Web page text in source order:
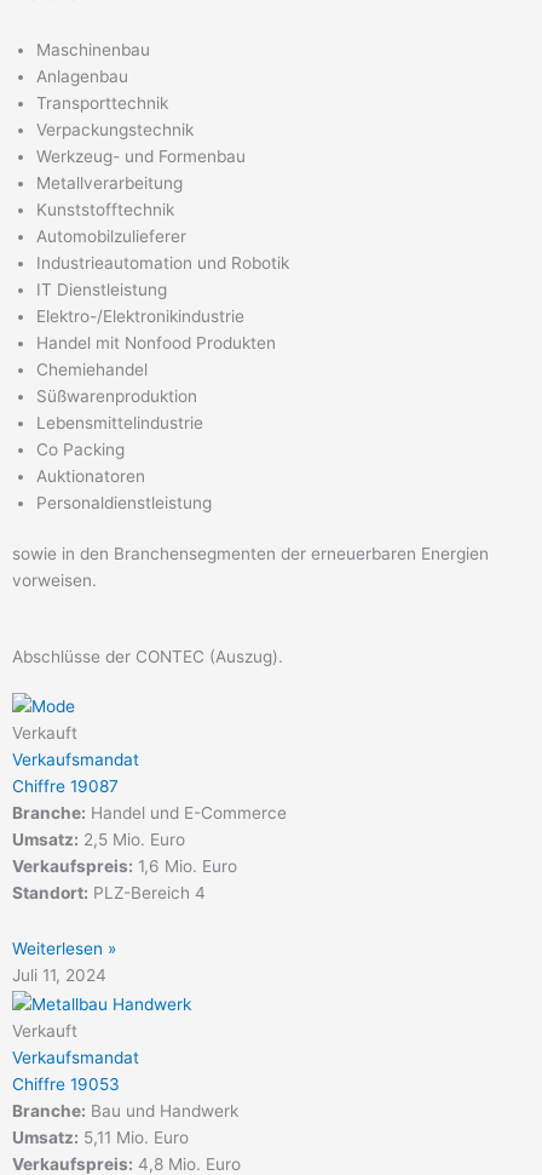
Maschinenbau
Anlagenbau
Transporttechnik
Verpackungstechnik
Werkzeug- und Formenbau
Metallverarbeitung
Kunststofftechnik
Automobilzulieferer
Industrieautomation und Robotik
IT Dienstleistung
Elektro-/Elektronikindustrie
Handel mit Nonfood Produkten
Chemiehandel
Süßwaren­produktion
Lebensmittelindustrie
Co Packing
Auktionatoren
Personaldienstleistung
sowie in den Branchensegmenten der erneuerbaren Energien
vorweisen.
Abschlüsse der CONTEC (Auszug).
Verkauft
Verkaufsmandat
Chiffre 19087
Branche: Handel und E-Commerce
Umsatz: 2,5 Mio. Euro
Verkaufspreis: 1,6 Mio. Euro
Standort: PLZ-Bereich 4
Weiterlesen »
Juli 11, 2024
Verkauft
Verkaufsmandat
Chiffre 19053
Branche: Bau und Handwerk
Umsatz: 5,11 Mio. Euro
Verkaufspreis: 4,8 Mio. Euro